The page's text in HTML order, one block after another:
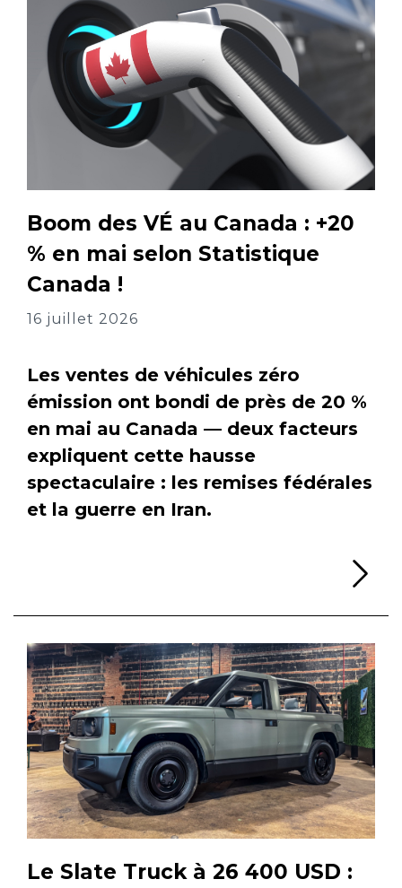
Boom des VÉ au Canada : +20
% en mai selon Statistique
Canada !
16 juillet 2026
Les ventes de véhicules zéro
émission ont bondi de près de 20 %
en mai au Canada — deux facteurs
expliquent cette hausse
spectaculaire : les remises fédérales
et la guerre en Iran.
Le Slate Truck à 26 400 USD :